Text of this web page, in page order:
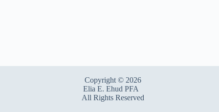
Copyright © 2026
Elia E. Ehud PFA
All Rights Reserved